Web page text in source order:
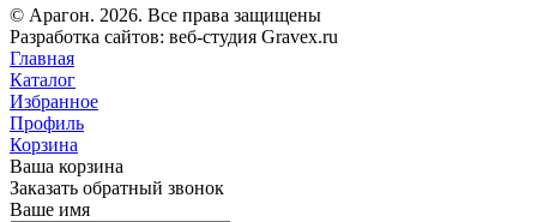
© Арагон. 2026. Все права защищены
Разработка сайтов: веб-студия Gravex.ru
Главная
Каталог
Избранное
Профиль
Корзина
Ваша корзина
Заказать обратный звонок
Ваше имя